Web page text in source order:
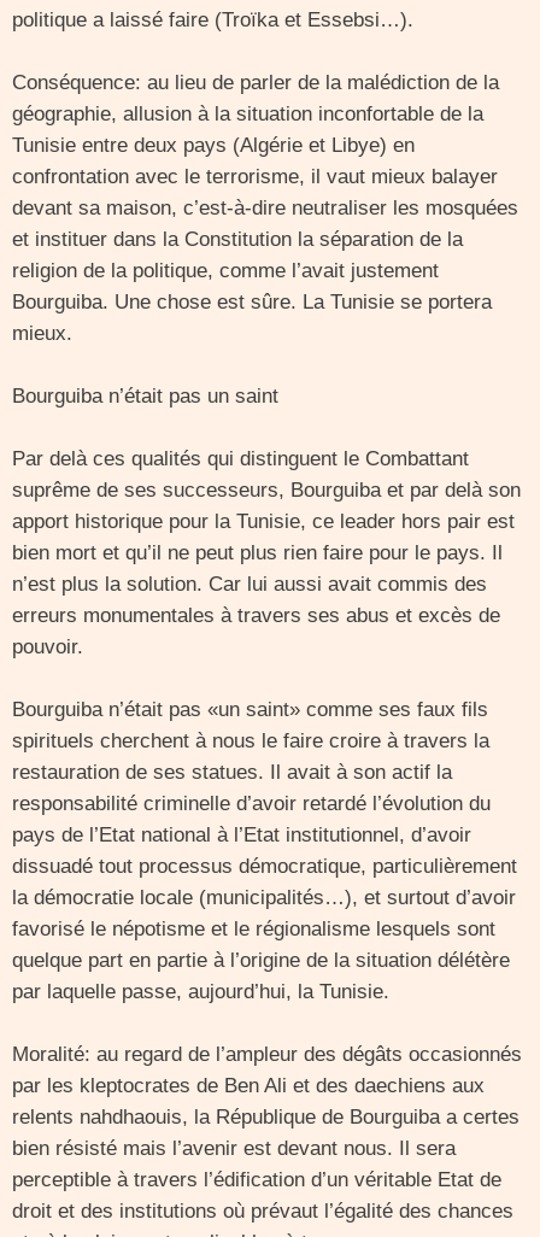
politique a laissé faire (Troïka et Essebsi…).
Conséquence: au lieu de parler de la malédiction de la
géographie, allusion à la situation inconfortable de la
Tunisie entre deux pays (Algérie et Libye) en
confrontation avec le terrorisme, il vaut mieux balayer
devant sa maison, c’est-à-dire neutraliser les mosquées
et instituer dans la Constitution la séparation de la
religion de la politique, comme l’avait justement
Bourguiba. Une chose est sûre. La Tunisie se portera
mieux.
Bourguiba n’était pas un saint
Par delà ces qualités qui distinguent le Combattant
suprême de ses successeurs, Bourguiba et par delà son
apport historique pour la Tunisie, ce leader hors pair est
bien mort et qu’il ne peut plus rien faire pour le pays. Il
n’est plus la solution. Car lui aussi avait commis des
erreurs monumentales à travers ses abus et excès de
pouvoir.
Bourguiba n’était pas «un saint» comme ses faux fils
spirituels cherchent à nous le faire croire à travers la
restauration de ses statues. Il avait à son actif la
responsabilité criminelle d’avoir retardé l’évolution du
pays de l’Etat national à l’Etat institutionnel, d’avoir
dissuadé tout processus démocratique, particulièrement
la démocratie locale (municipalités…), et surtout d’avoir
favorisé le népotisme et le régionalisme lesquels sont
quelque part en partie à l’origine de la situation délétère
par laquelle passe, aujourd’hui, la Tunisie.
Moralité: au regard de l’ampleur des dégâts occasionnés
par les kleptocrates de Ben Ali et des daechiens aux
relents nahdhaouis, la République de Bourguiba a certes
bien résisté mais l’avenir est devant nous. Il sera
perceptible à travers l’édification d’un véritable Etat de
droit et des institutions où prévaut l’égalité des chances